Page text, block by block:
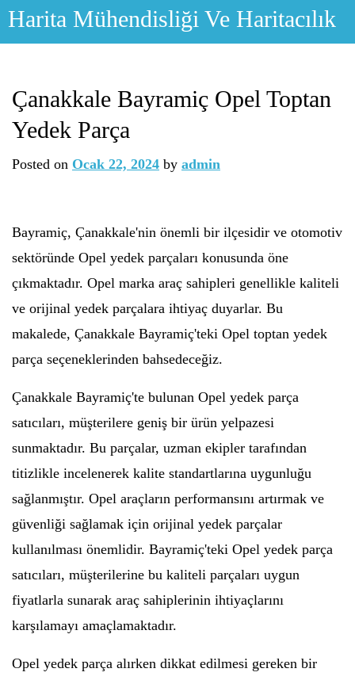
Skip
Harita Mühendisliği Ve Haritacılık
Çanakkale Bayramiç Opel Toptan
Yedek Parça
Posted on Ocak 22, 2024 by admin
Bayramiç, Çanakkale'nin önemli bir ilçesidir ve otomotiv
sektöründe Opel yedek parçaları konusunda öne
çıkmaktadır. Opel marka araç sahipleri genellikle kaliteli
ve orijinal yedek parçalara ihtiyaç duyarlar. Bu
makalede, Çanakkale Bayramiç'teki Opel toptan yedek
parça seçeneklerinden bahsedeceğiz.
Çanakkale Bayramiç'te bulunan Opel yedek parça
satıcıları, müşterilere geniş bir ürün yelpazesi
sunmaktadır. Bu parçalar, uzman ekipler tarafından
titizlikle incelenerek kalite standartlarına uygunluğu
sağlanmıştır. Opel araçların performansını artırmak ve
güvenliği sağlamak için orijinal yedek parçalar
kullanılması önemlidir. Bayramiç'teki Opel yedek parça
satıcıları, müşterilerine bu kaliteli parçaları uygun
fiyatlarla sunarak araç sahiplerinin ihtiyaçlarını
karşılamayı amaçlamaktadır.
Opel yedek parça alırken dikkat edilmesi gereken bir